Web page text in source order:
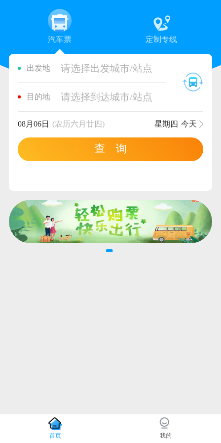
汽车票 定制专线
出发地 请选择出发城市/站点
目的地 请选择到达城市/站点
08月06日 (农历六月廿四) 星期四 今天
查 询
首页 我的